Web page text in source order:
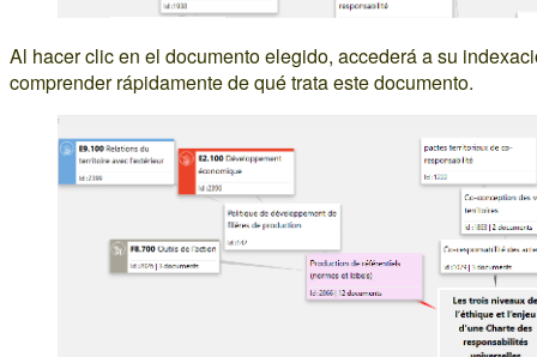
Al hacer clic en el documento elegido, accederá a su
comprender rápidamente de qué trata este documento.